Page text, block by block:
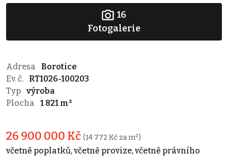
16
Fotogalerie
Adresa
Borotice
Ev. č.
RT1026-100203
Typ výroba
Plocha
1 821 m²
26 900 000 Kč (14 772 Kč za m²)
včetně poplatků, včetně provize, včetně právního